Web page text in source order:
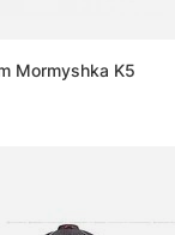
Mormyshka K5